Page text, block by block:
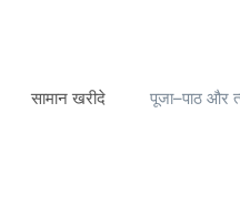
सामान खरीदे पूजा–पाठ और